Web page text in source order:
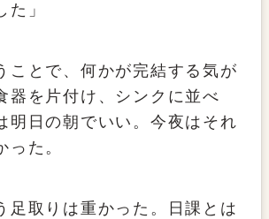
た」
ことで、何かが完結する気が
器を片付け、シンクに並べ
明日の朝でいい。今夜はそれ
った。
足取りは重かった。日課とは